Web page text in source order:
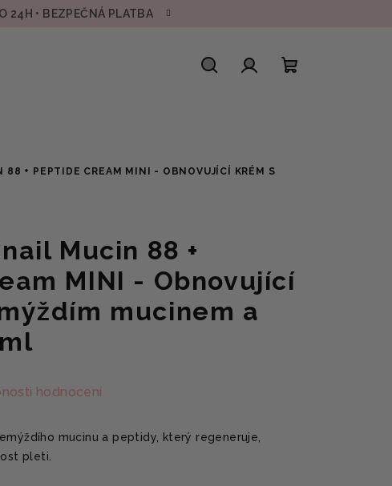
24H • BEZPEČNÁ PLATBA
88 + PEPTIDE CREAM MINI - OBNOVUJÍCÍ KRÉM S
Mucin 88 +
MINI - Obnovující
mucinem a
hodnocení
mucinu a peptidy, který regeneruje,
pleti.